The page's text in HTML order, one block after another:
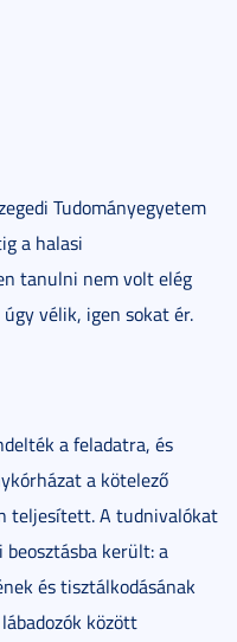
Tudományegyetem
a halasi
tanulni nem volt elég
vélik, igen sokat ér.
a feladatra, és
a kötelező
teljesített. A tudnivalókat
került: a
és tisztálkodásának
között